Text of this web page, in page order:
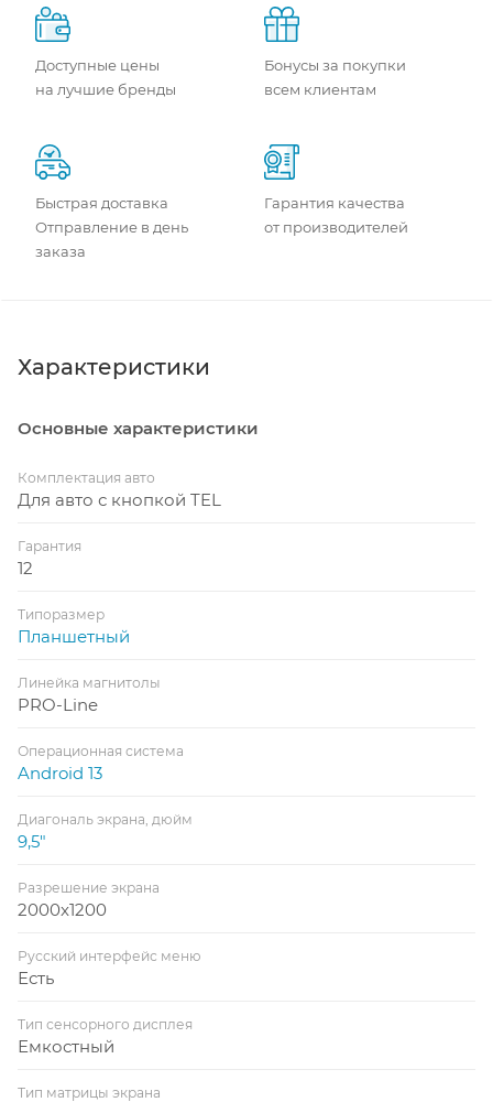
Доступные цены
на лучшие бренды
Бонусы за покупки
всем клиентам
Быстрая доставка
Отправление в день
заказа
Гарантия качества
от производителей
Характеристики
Основные характеристики
Комплектация авто
Для авто с кнопкой TEL
Гарантия
12
Типоразмер
Планшетный
Линейка магнитолы
PRO-Line
Операционная система
Android 13
Диагональ экрана, дюйм
9,5"
Разрешение экрана
2000x1200
Русский интерфейс меню
Есть
Тип сенсорного дисплея
Емкостный
Тип матрицы экрана